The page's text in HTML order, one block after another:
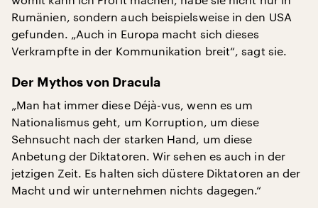
Rumänien, sondern auch beispielsweise in den USA
gefunden. „Auch in Europa macht sich dieses
Verkrampfte in der Kommunikation breit“, sagt sie.
Der Mythos von Dracula
„Man hat immer diese Déjà-vus, wenn es um
Nationalismus geht, um Korruption, um diese
Sehnsucht nach der starken Hand, um diese
Anbetung der Diktatoren. Wir sehen es auch in der
jetzigen Zeit. Es halten sich düstere Diktatoren an der
Macht und wir unternehmen nichts dagegen.“